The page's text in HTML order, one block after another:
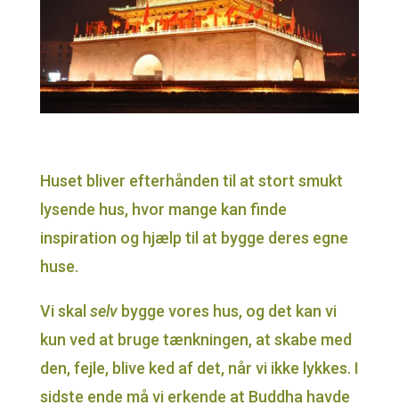
Huset bliver efterhånden til at stort smukt
lysende hus, hvor mange kan finde
inspiration og hjælp til at bygge deres egne
huse.
Vi skalselvbygge vores hus, og det kan vi
kun ved at bruge tænkningen, at skabe med
den, fejle, blive ked af det, når vi ikke lykkes. I
sidste ende må vi erkende at Buddha havde